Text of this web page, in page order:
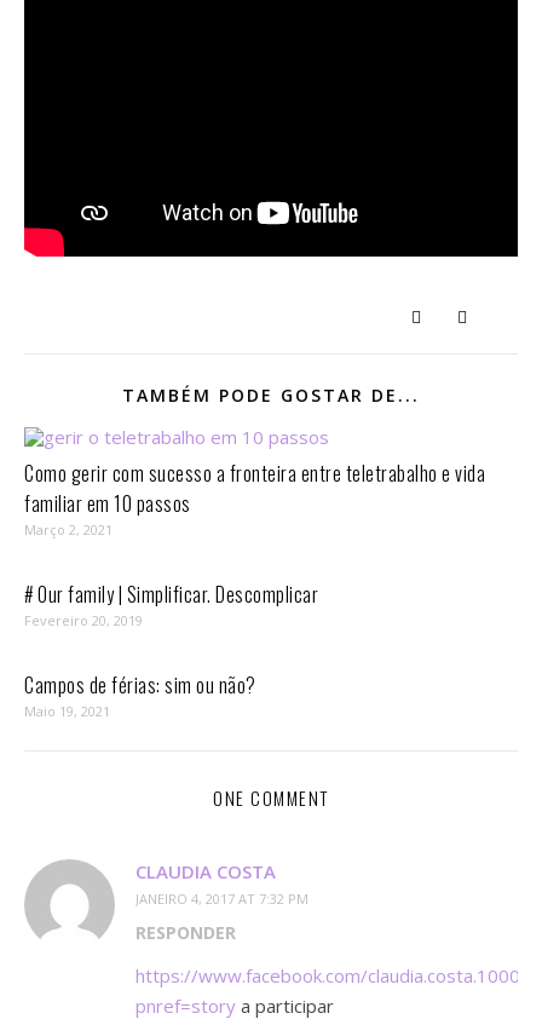
TAMBÉM PODE GOSTAR DE...
Como gerir com sucesso a fronteira entre teletrabalho e vida
familiar em 10 passos⁣
Março 2, 2021
# Our family | Simplificar. Descomplicar
Fevereiro 20, 2019
Campos de férias: sim ou não?
Maio 19, 2021
ONE COMMENT
CLAUDIA COSTA
JANEIRO 4, 2017 AT 7:32 PM
RESPONDER
https://www.facebook.com/
pnref=story a participar